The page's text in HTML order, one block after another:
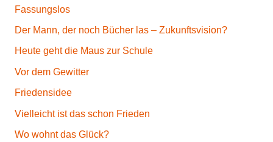
Fassungslos
Der Mann, der noch Bücher las – Zukunftsvision?
Heute geht die Maus zur Schule
Vor dem Gewitter
Friedensidee
Vielleicht ist das schon Frieden
Wo wohnt das Glück?